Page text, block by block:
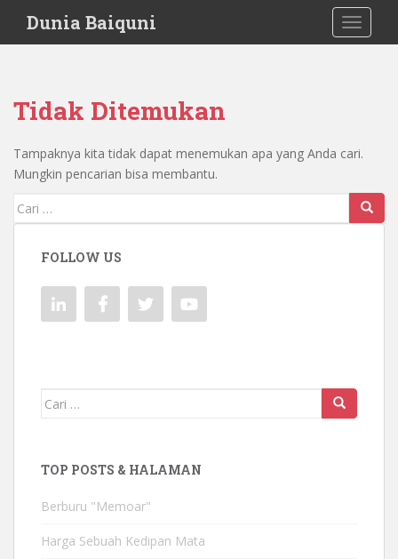
i
Dunia Baiquni
Tidak Ditemukan
Tampaknya kita tidak dapat menemukan apa yang Anda cari.
Mungkin pencarian bisa membantu.
Mencari:
FOLLOW US
Mencari:
TOP POSTS & HALAMAN
Berburu "Memoar"
Harga Sebuah Kedipan Mata